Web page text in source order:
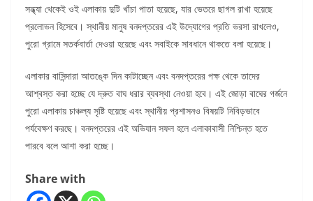
সন্ধ্যা থেকেই ওই এলাকায় দুটি খাঁচা পাতা হয়েছে, যার ভেতরে ছাগল রাখা হয়েছে
প্রলোভন হিসেবে। স্থানীয় মানুষ বনদপ্তরের এই উদ্যোগের প্রতি ভরসা রাখলেও,
পুরো গ্রামে সতর্কবার্তা দেওয়া হয়েছে এবং সবাইকে সাবধানে থাকতে বলা হয়েছে।
এলাকার বাসিন্দারা আতঙ্কে দিন কাটাচ্ছেন এবং বনদপ্তরের পক্ষ থেকে তাদের
আশ্বস্ত করা হচ্ছে যে দ্রুত বাঘ ধরার ব্যবস্থা নেওয়া হবে। এই জোড়া বাঘের গর্জনে
পুরো এলাকায় চাঞ্চল্য সৃষ্টি হয়েছে এবং স্থানীয় প্রশাসনও বিষয়টি নিবিড়ভাবে
পর্যবেক্ষণ করছে। বনদপ্তরের এই অভিযান সফল হলে এলাকাবাসী নিশ্চিন্ত হতে
পারবে বলে আশা করা হচ্ছে।
Share with